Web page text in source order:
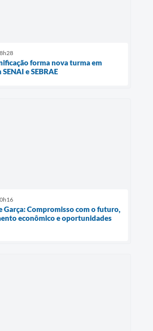
forma nova turma em
e SEBRAE
Garça: Compromisso com o futuro,
econômico e oportunidades